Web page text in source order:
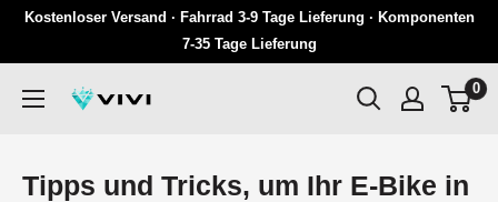
Überspringen
Inhalten
Kostenloser Versand · Fahrrad 3-9 Tage Lieferung · Komponenten
7-35 Tage Lieferung
VIVI
0
Tipps und Tricks, um Ihr E-Bike in